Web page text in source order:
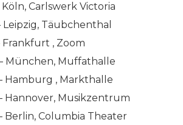
Köln, Carlswerk Victoria
Leipzig, Täubchenthal
Frankfurt , Zoom
München, Muffathalle
Hamburg , Markthalle
Hannover, Musikzentrum
Berlin, Columbia Theater